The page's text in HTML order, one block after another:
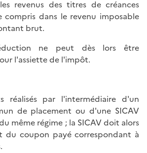
revenus des titres de créances
dans le revenu imposable
brut.
ne peut dès lors être
l'assiette de l'impôt.
réalisés par l'intermédiaire d'un
de placement ou d'une SICAV
même régime ; la SICAV doit alors
du coupon payé correspondant à